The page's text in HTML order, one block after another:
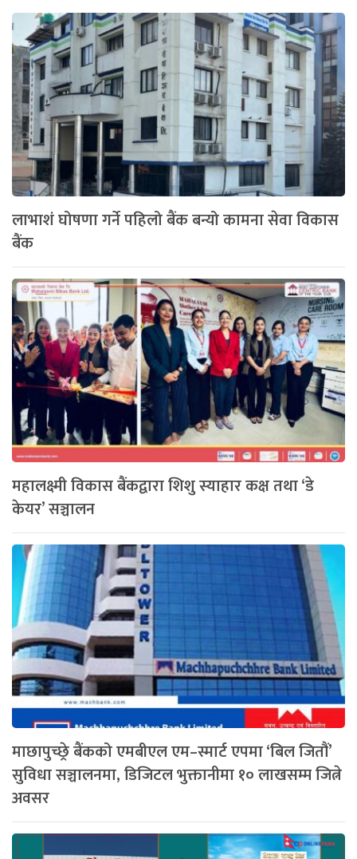
लाभाशं घोषणा गर्ने पहिलो बैंक बन्यो कामना सेवा विकास
बैंक
महालक्ष्मी विकास बैंकद्वारा शिशु स्याहार कक्ष तथा ‘डे
केयर’ सञ्चालन
माछापुच्छ्रे बैंकको एमबीएल एम–स्मार्ट एपमा ‘बिल जितौं’
सुविधा सञ्चालनमा, डिजिटल भुक्तानीमा १० लाखसम्म जित्ने
अवसर